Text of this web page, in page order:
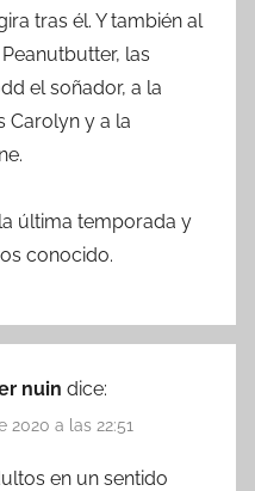
tras él. Y también al
las
el soñador, a la
Carolyn y a la
última temporada y
conocido.
nuin dice:
2020 a las 22:51
en un sentido